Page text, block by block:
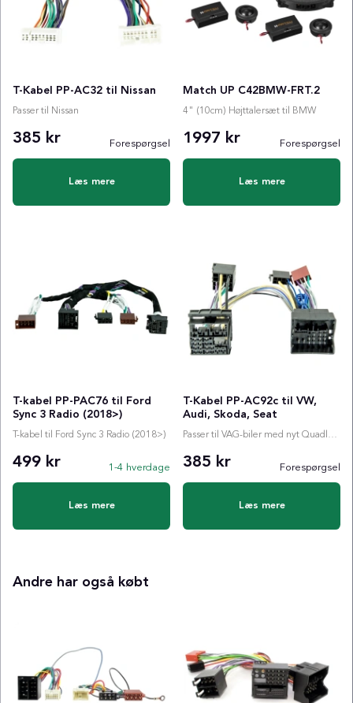
T-Kabel PP-AC32 til Nissan
Passer til Nissan
385 kr Forespørgsel
Læs mere
Match UP C42BMW-FRT.2
4" (10cm) Højttalersæt til BMW
1997 kr Forespørgsel
Læs mere
T-kabel PP-PAC76 til Ford
Sync 3 Radio (2018>)
T-kabel til Ford Sync 3 Radio (2018>)
499 kr 1-4 hverdage
Læs mere
T-Kabel PP-AC92c til VW,
Audi, Skoda, Seat
Passer til VAG-biler med nyt Quadlock-stik
385 kr Forespørgsel
Læs mere
Andre har også købt